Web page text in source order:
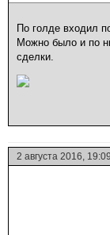
По голде входил
Можно было и по
сделки.
2 августа 2016, 19:09